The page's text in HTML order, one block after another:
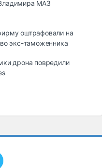
МАЗ
оштрафовали на
экс-таможенника
дрона повредили